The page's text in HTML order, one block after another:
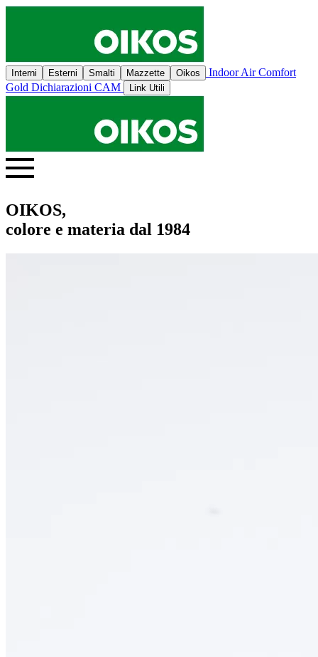
Interni Esterni Smalti Mazzette Oikos
Indoor Air Comfort
Gold Dichiarazioni CAM Link Utili
OIKOS,
colore e materia dal 1984